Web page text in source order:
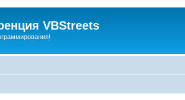
VBStreets